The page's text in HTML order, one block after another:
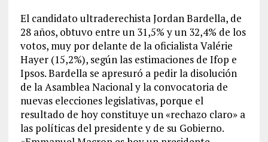
El candidato ultraderechista Jordan Bardella, de
28 años, obtuvo entre un 31,5% y un 32,4% de los
votos, muy por delante de la oficialista Valérie
Hayer (15,2%), según las estimaciones de Ifop e
Ipsos. Bardella se apresuró a pedir la disolución
de la Asamblea Nacional y la convocatoria de
nuevas elecciones legislativas, porque el
resultado de hoy constituye un «rechazo claro» a
las políticas del presidente y de su Gobierno.